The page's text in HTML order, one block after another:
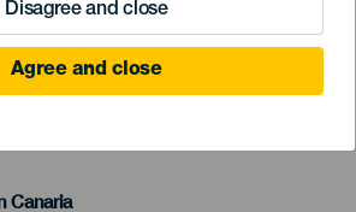
Disagree and close
Agree and close
Canaria